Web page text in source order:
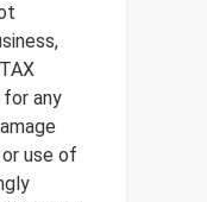
any
use of